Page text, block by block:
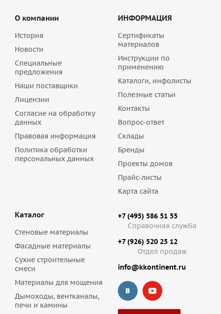
О компании
История
Новости
Специальные
предложения
Наши поставщики
Лицензии
Согласие на обработку
данных
Правовая информация
Политика обработки
персональных данных
ИНФОРМАЦИЯ
Сертификаты
материалов
Инструкции по
применению
Каталоги, инфолисты
Полезные статьи
Контакты
Вопрос-ответ
Склады
Бренды
Проекты домов
Прайс-листы
Карта сайта
Каталог
Стеновые материалы
Фасадные материалы
Сухие строительные
смеси
Материалы для мощения
Дымоходы, вентканалы,
печи и камины
+7 (495) 586 51 55
Справочная служба
+7 (926) 520 25 12
Отдел продаж
info@kkontinent.ru